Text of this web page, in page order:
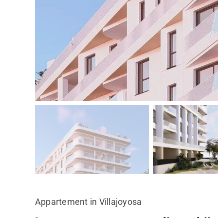
Appartement in Villajoyosa